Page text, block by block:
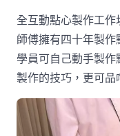
全互動點心製作工
師傅擁有四十年製作
學員可自己動手製
製作的技巧，更可品